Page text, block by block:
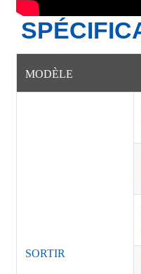
MODÈLE
SORTIR